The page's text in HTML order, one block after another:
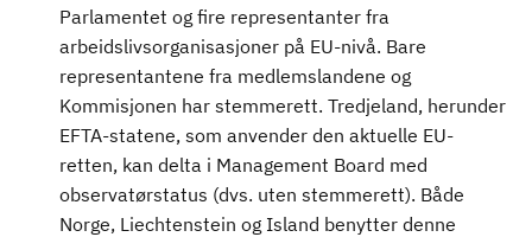
Parlamentet og fire representanter fra
arbeidslivsorganisasjoner på EU-nivå. Bare
representantene fra medlemslandene og
Kommisjonen har stemmerett. Tredjeland, herunder
EFTA-statene, som anvender den aktuelle EU-
retten, kan delta i Management Board med
observatørstatus (dvs. uten stemmerett). Både
Norge, Liechtenstein og Island benytter denne